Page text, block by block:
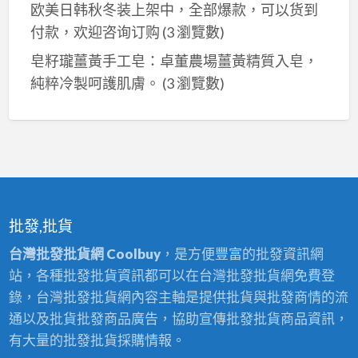
欧美日韩秋冬装上架中，全部爆款，可以货到
付款，欢迎咨询订购 (3 瀏覽數)
皂籽瓏薑黃手工皂：卓董農場薑黃精質入皂，
純粹冷製呵護肌膚。 (3 瀏覽數)
批發,批貨
台灣批發批貨網 Coolbuy，是方便豐富的批發資訊網
站，各種批發批貨資訊都可以在台灣批發批貨網免費登
錄，台灣批發批貨網內容主軸是提供批貨與批發商情的流
通以及批貨批發商品廣告，協助宣傳批發批貨商品資訊，
有大量的批發批貨採購情報。